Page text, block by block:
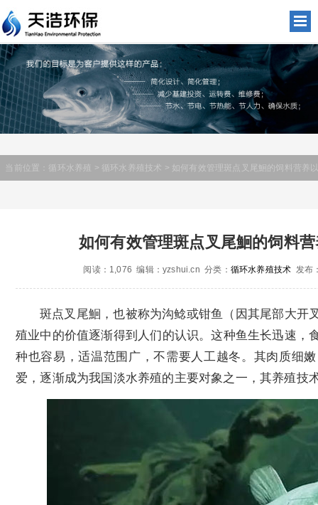
当前位置： 循环水养殖 > 循环水养殖技术 > 如何有效管理斑点叉尾鮰的饲料营养
如何有效管理斑点叉尾鮰的饲料
阅读：1,076 编辑：yzshui.cn 分类： 循环水养殖技术 发布
斑点叉尾鮰，也被称为沟鲶或钳鱼（因其尾部大开
殖业中的价值逐渐得到人们的认识。这种鱼生长迅速，
种也容易，适温范围广，不需要人工越冬。其肉质细
爱，逐渐成为我国淡水养殖的主要对象之一，其养殖技